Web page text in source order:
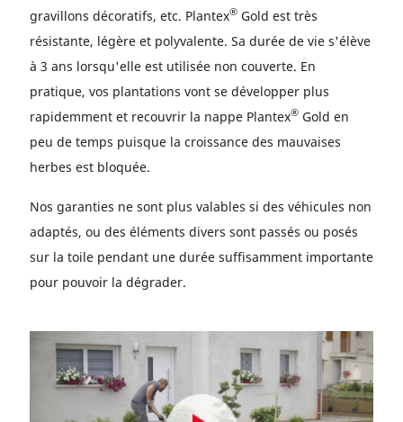
gravillons décoratifs, etc. Plantex® Gold est très
résistante, légère et polyvalente. Sa durée de vie s'élève
à 3 ans lorsqu'elle est utilisée non couverte. En
pratique, vos plantations vont se développer plus
rapidemment et recouvrir la nappe Plantex® Gold en
peu de temps puisque la croissance des mauvaises
herbes est bloquée.
Nos garanties ne sont plus valables si des véhicules non
adaptés, ou des éléments divers sont passés ou posés
sur la toile pendant une durée suffisamment importante
pour pouvoir la dégrader.